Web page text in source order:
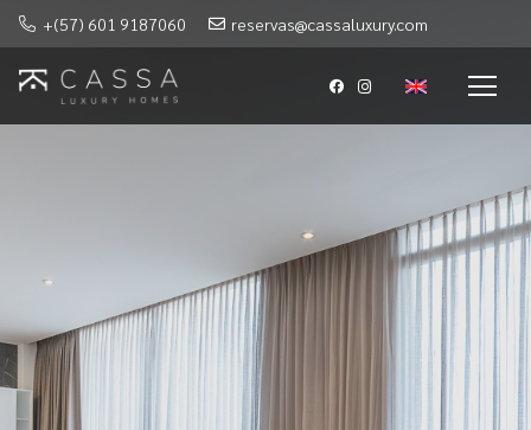
+(57) 601 9187060 reservas@cassaluxury.com